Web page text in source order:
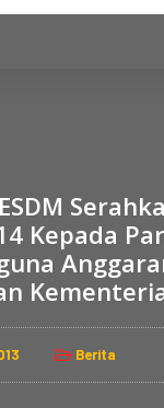
Kepada
Berita